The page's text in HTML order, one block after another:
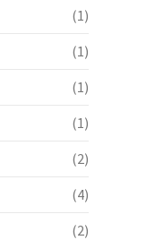
(1)
(1)
(1)
(1)
(2)
(4)
(2)